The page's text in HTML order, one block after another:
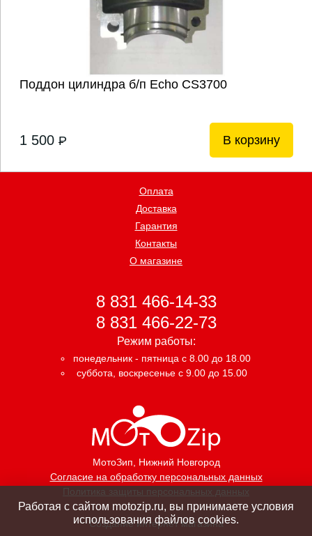
Поддон цилиндра б/п Echo CS3700
1 500 P В корзину
МотоЗип, Нижний Новгород
Согласие на обработку персональных данных
Политика защиты персональных данных
Оплата
Доставка
Гарантия
Контакты
О магазине
8 831 466-14-33
8 831 466-22-73
Режим работы:
понедельник - пятница с 8.00 до 18.00
суббота, воскресенье с 9.00 до 15.00
Создание интернет магазина
Работая с сайтом motozip.ru, вы принимаете условия
использования файлов cookies.